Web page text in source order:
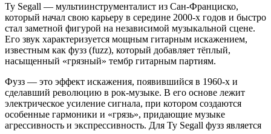
Ty Segall — мультиинструменталист из Сан-Франциско,
который начал свою карьеру в середине 2000-х годов и быстро
стал заметной фигурой на независимой музыкальной сцене.
Его звук характеризуется мощным гитарным искажением,
известным как фузз (fuzz), который добавляет тёплый,
насыщенный «грязный» тембр гитарным партиям.
Фузз — это эффект искажения, появившийся в 1960-х и
сделавший революцию в рок-музыке. В его основе лежит
электрическое усиление сигнала, при котором создаются
особенные гармоники и «грязь», придающие музыке
агрессивность и экспрессивность. Для Ty Segall фузз является